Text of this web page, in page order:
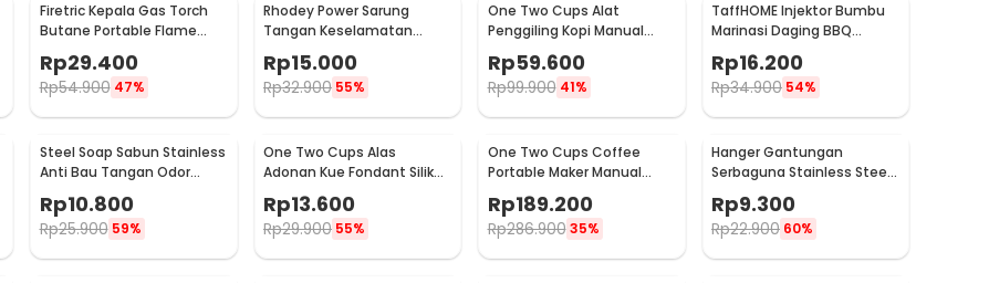
Firetric Kepala Gas Torch
Butane Portable Flame
Gun Adjustable - 807
Rp29.400
Rp54.900 47%
Rhodey Power Sarung
Tangan Keselamatan
Tahan Goresan Pisau -
EN388
Rp15.000
Rp32.900 55%
One Two Cups Alat
Penggiling Kopi Manual
Coffee Grinder Portable -
WFCG9800
Rp59.600
Rp99.900 41%
TaffHOME Injektor Bumbu
Marinasi Daging BBQ
Seasoning Injector - HC117
Rp16.200
Rp34.900 54%
Steel Soap Sabun Stainless
Anti Bau Tangan Odor
Remove - HW071
Rp10.800
Rp25.900 59%
One Two Cups Alas
Adonan Kue Fondant Silikon
Baking Mat Anti Slip -
JJ3873
Rp13.600
Rp29.900 55%
One Two Cups Coffee
Portable Maker Manual
Hand Press Espresso 300ml
- T35066
Rp189.200
Rp286.900 35%
Hanger Gantungan
Serbaguna Stainless Steel
10 PCS - M127105
Rp9.300
Rp22.900 60%